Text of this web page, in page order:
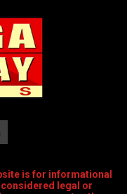
is for informational
legal or